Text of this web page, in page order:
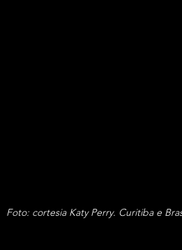
Foto: cortesia Katy Perry. Curitiba e